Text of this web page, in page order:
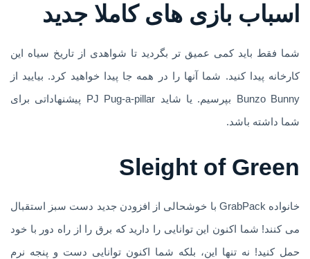
اسباب بازی های کاملا جدید
شما فقط باید کمی عمیق تر بگردید تا شواهدی از تاریخ سیاه این
کارخانه پیدا کنید. شما آنها را در همه جا پیدا خواهید کرد. بیایید از
Bunzo Bunny بپرسیم. یا شاید PJ Pug-a-pillar پیشنهاداتی برای
شما داشته باشد.
Sleight of Green
خانواده GrabPack با خوشحالی از افزودن جدید دست سبز استقبال
می کنند! شما اکنون این توانایی را دارید که برق را از راه دور با خود
حمل کنید! نه تنها این، بلکه شما اکنون توانایی دست و پنجه نرم